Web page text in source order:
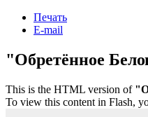
Печать
E-mail
"Обретённое
This is the HTML version of
To view this content in Flash,